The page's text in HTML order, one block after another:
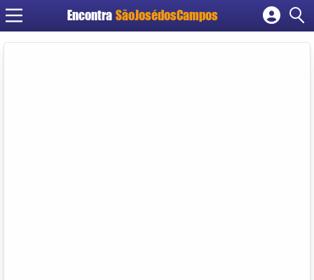
Encontra SãoJosédosCampos
Cadastrar empresa